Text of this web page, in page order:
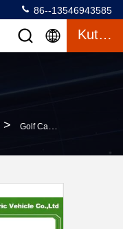
86--13546943585
Kutipan
> Golf Cart Front End King Pin Repair Kit Untuk Mobil Klub DS 1981-Up OEM 1016386